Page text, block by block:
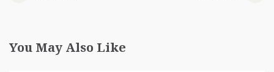
You May Also Like